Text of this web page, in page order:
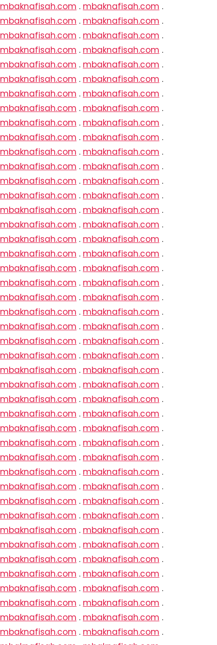
mbaknafisah.com . mbaknafisah.com .
mbaknafisah.com . mbaknafisah.com .
mbaknafisah.com . mbaknafisah.com .
mbaknafisah.com . mbaknafisah.com .
mbaknafisah.com . mbaknafisah.com .
mbaknafisah.com . mbaknafisah.com .
mbaknafisah.com . mbaknafisah.com .
mbaknafisah.com . mbaknafisah.com .
mbaknafisah.com . mbaknafisah.com .
mbaknafisah.com . mbaknafisah.com .
mbaknafisah.com . mbaknafisah.com .
mbaknafisah.com . mbaknafisah.com .
mbaknafisah.com . mbaknafisah.com .
mbaknafisah.com . mbaknafisah.com .
mbaknafisah.com . mbaknafisah.com .
mbaknafisah.com . mbaknafisah.com .
mbaknafisah.com . mbaknafisah.com .
mbaknafisah.com . mbaknafisah.com .
mbaknafisah.com . mbaknafisah.com .
mbaknafisah.com . mbaknafisah.com .
mbaknafisah.com . mbaknafisah.com .
mbaknafisah.com . mbaknafisah.com .
mbaknafisah.com . mbaknafisah.com .
mbaknafisah.com . mbaknafisah.com .
mbaknafisah.com . mbaknafisah.com .
mbaknafisah.com . mbaknafisah.com .
mbaknafisah.com . mbaknafisah.com .
mbaknafisah.com . mbaknafisah.com .
mbaknafisah.com . mbaknafisah.com .
mbaknafisah.com . mbaknafisah.com .
mbaknafisah.com . mbaknafisah.com .
mbaknafisah.com . mbaknafisah.com .
mbaknafisah.com . mbaknafisah.com .
mbaknafisah.com . mbaknafisah.com .
mbaknafisah.com . mbaknafisah.com .
mbaknafisah.com . mbaknafisah.com .
mbaknafisah.com . mbaknafisah.com .
mbaknafisah.com . mbaknafisah.com .
mbaknafisah.com . mbaknafisah.com .
mbaknafisah.com . mbaknafisah.com .
mbaknafisah.com . mbaknafisah.com .
mbaknafisah.com . mbaknafisah.com .
mbaknafisah.com . mbaknafisah.com .
mbaknafisah.com . mbaknafisah.com .